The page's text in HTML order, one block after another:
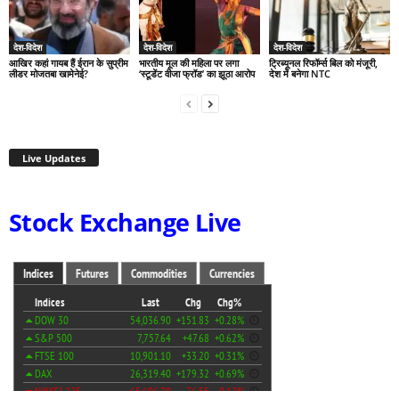
देश-विदेश
आखिर कहां गायब हैं ईरान के सुप्रीम
लीडर मोजतबा खामेनेई?
देश-विदेश
भारतीय मूल की महिला पर लगा
‘स्टूडेंट वीजा फ्रॉड’ का झूठा आरोप
देश-विदेश
ट्रिब्यूनल रिफॉर्म्स बिल को मंजूरी,
देश में बनेगा NTC
Live Updates
Stock Exchange Live